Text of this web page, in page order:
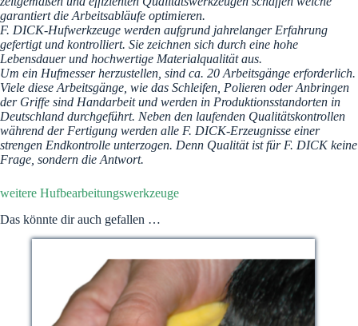
garantiert die Arbeitsabläufe optimieren.
F. DICK-Hufwerkzeuge werden aufgrund jahrelanger Erfahrung
gefertigt und kontrolliert. Sie zeichnen sich durch eine hohe
Lebensdauer und hochwertige Materialqualität aus.
Um ein Hufmesser herzustellen, sind ca. 20 Arbeitsgänge erforderlich.
Viele diese Arbeitsgänge, wie das Schleifen, Polieren oder Anbringen
der Griffe sind Handarbeit und werden in Produktionsstandorten in
Deutschland durchgeführt. Neben den laufenden Qualitätskontrollen
während der Fertigung werden alle F. DICK-Erzeugnisse einer
strengen Endkontrolle unterzogen. Denn Qualität ist für F. DICK keine
Frage, sondern die Antwort.
weitere Hufbearbeitungswerkzeuge
Das könnte dir auch gefallen …